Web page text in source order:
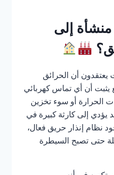
منشأة إلى
أن الحرائق
يثبت أن أي تماس كهربائي
الحرارة أو سوء تخزين
يؤدي إلى كارثة كبيرة في
نظام إنذار حريق فعال،
حتى تصبح السيطرة